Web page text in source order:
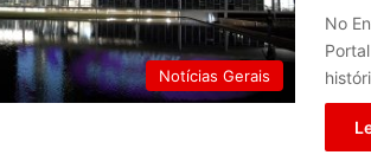
Notícias Gerais
No